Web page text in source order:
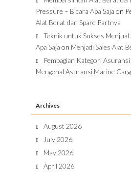
Pressure – Bicara Apa Saja on
Alat Berat dan Spare Partnya
Teknik untuk Sukses
Apa Saja on Menjadi Sales Alat
Pembagian Kategori
Mengenal Asuransi Marine
Archives
August 2026
July 2026
May 2026
April 2026